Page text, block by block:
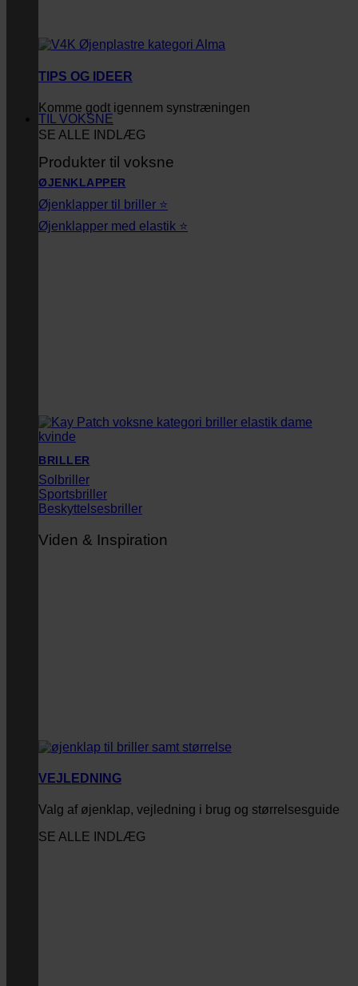
TIPS OG IDEER
Komme godt igennem synstræningen
SE ALLE INDLÆG
TIL VOKSNE
Produkter til voksne
ØJENKLAPPER
Øjenklapper til briller ⭐
Øjenklapper med elastik ⭐
BRILLER
Solbriller
Sportsbriller
Beskyttelsesbriller
Viden & Inspiration
VEJLEDNING
Valg af øjenklap, vejledning i brug og størrelsesguide
SE ALLE INDLÆG